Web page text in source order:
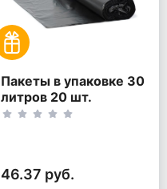
Пакеты в упаковке 30
литров 20 шт.
(20шт*1рул)
46.37 руб.